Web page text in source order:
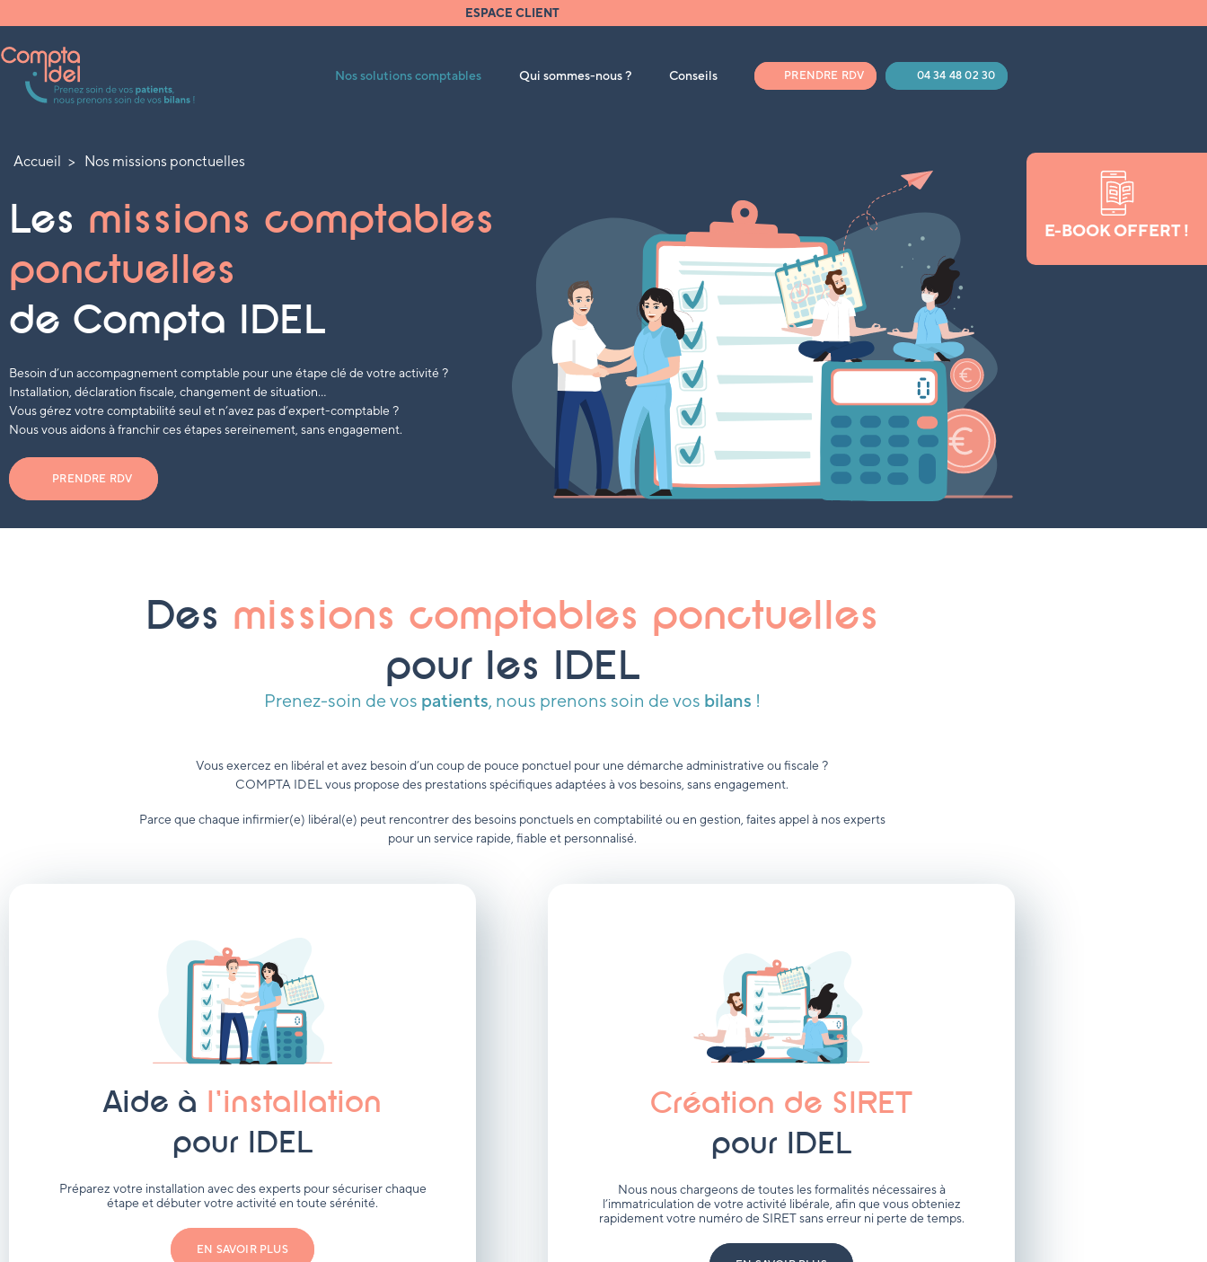
ESPACE CLIENT
Nos solutions comptables Qui sommes-nous ? Conseils PRENDRE RDV 04 34 48 02 30
Accueil Nos missions ponctuelles
Les missions comptables
ponctuelles
de Compta IDEL
Besoin d’un accompagnement comptable pour une étape clé de votre activité ?
Installation, déclaration fiscale, changement de situation…
Vous gérez votre comptabilité seul et n’avez pas d’expert-comptable ?
Nous vous aidons à franchir ces étapes sereinement, sans engagement.
PRENDRE RDV
Des missions comptables ponctuelles
pour les IDEL
Prenez-soin de vos patients, nous prenons soin de vos bilans !
Vous exercez en libéral et avez besoin d’un coup de pouce ponctuel pour une démarche administrative ou fiscale ?
COMPTA IDEL vous propose des prestations spécifiques adaptées à vos besoins, sans engagement.
Parce que chaque infirmier(e) libéral(e) peut rencontrer des besoins ponctuels en comptabilité ou en gestion, faites appel à nos experts
pour un service rapide, fiable et personnalisé.
Aide à
l'installation
pour IDEL
Préparez votre installation avec des experts pour sécuriser chaque
étape et débuter votre activité en toute sérénité.
EN SAVOIR PLUS
Création de SIRET
pour IDEL
Nous nous chargeons de toutes les formalités nécessaires à
l’immatriculation de votre activité libérale, afin que vous obteniez
rapidement votre numéro de SIRET sans erreur ni perte de temps.
E-BOOK OFFERT !